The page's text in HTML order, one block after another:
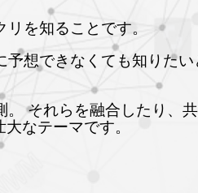
を知ることです。
想できなくても知りたい
それらを融合したり、
なテーマです。